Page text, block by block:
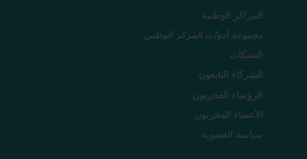
المراكز الوطنية
مجموعة أدوات المركز الوطني
الشبكات
الشركاء التابعون
الرؤساء الفخريون
الأعضاء الفخريون
سياسة العضوية